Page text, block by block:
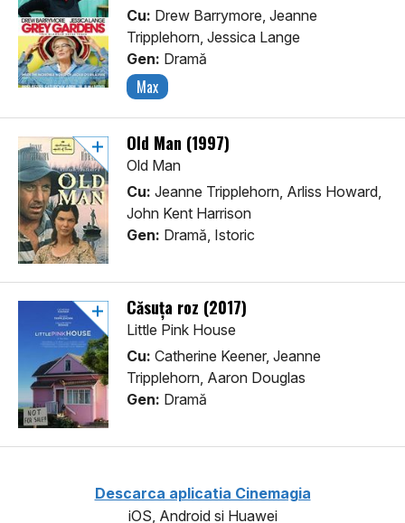
Cu: Drew Barrymore, Jeanne
Tripplehorn, Jessica Lange
Gen: Dramă
Max
Old Man (1997)
Old Man
Cu: Jeanne Tripplehorn, Arliss Howard,
John Kent Harrison
Gen: Dramă, Istoric
Căsuţa roz (2017)
Little Pink House
Cu: Catherine Keener, Jeanne
Tripplehorn, Aaron Douglas
Gen: Dramă
Descarca aplicatia Cinemagia
iOS, Android si Huawei